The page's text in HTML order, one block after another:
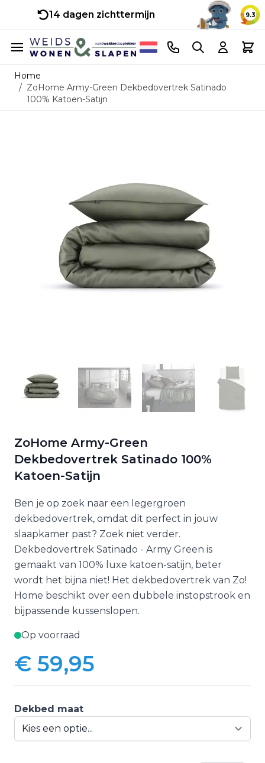
14 dagen zichttermijn 9.3
Ga naar de inhoud
Telefoonnummer
Search Cart
Home
/ ZoHome Army-Green Dekbedovertrek Satinado
100% Katoen-Satijn
ZoHome Army-Green
Dekbedovertrek Satinado 100%
Katoen-Satijn
Ben je op zoek naar een legergroen
dekbedovertrek, omdat dit perfect in jouw
slaapkamer past? Zoek niet verder.
Dekbedovertrek Satinado - Army Green is
gemaakt van 100% luxe katoen-satijn, beter
wordt het bijna niet! Het dekbedovertrek van Zo!
Home beschikt over een dubbele instopstrook en
bijpassende kussenslopen.
Op voorraad
Vanaf:
€ 59,95
Dekbed maat